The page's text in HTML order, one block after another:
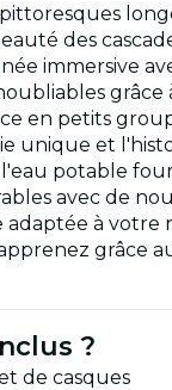
des
immersive
en petits
unique et
potable
avec de
adaptée à
grâce
?
de casques